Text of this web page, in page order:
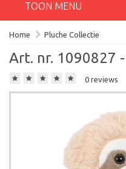
TOON MENU
Home Pluche Collectie
Art. nr. 1090827
0 reviews